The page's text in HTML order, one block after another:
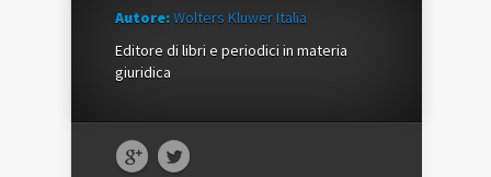
Autore:Wolters Kluwer Italia
Editore di libri e periodici in materia
giuridica